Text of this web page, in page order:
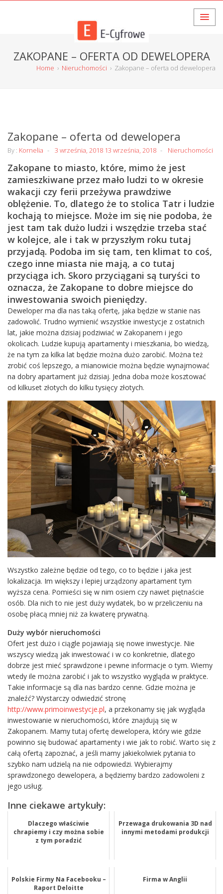
ZAKOPANE – OFERTA OD DEWELOPERA
Home › Nieruchomości › Zakopane – oferta od dewelopera
Zakopane – oferta od dewelopera
By : Kornelia 3 września, 2018 13 września, 2018 Nieruchomości
Zakopane to miasto, które, mimo że jest
zamieszkiwane przez mało ludzi to w okresie
wakacji czy ferii przeżywa prawdziwe
oblężenie. To, dlatego że to stolica Tatr i ludzie
kochają to miejsce. Może im się nie podoba, że
jest tam tak dużo ludzi i wszędzie trzeba stać
w kolejce, ale i tak w przyszłym roku tutaj
przyjadą. Podoba im się tam, ten klimat to coś,
czego inne miasta nie mają, a co tutaj
przyciąga ich. Skoro przyciągani są turyści to
oznacza, że Zakopane to dobre miejsce do
inwestowania swoich pieniędzy.
Deweloper ma dla nas taką ofertę, jaka będzie w stanie nas
zadowolić. Trudno wymienić wszystkie inwestycje z ostatnich
lat, jakie można dzisiaj podziwiać w Zakopanem i jego
okolicach. Ludzie kupują apartamenty i mieszkania, bo wiedzą,
że na tym za kilka lat będzie można dużo zarobić. Można też
zrobić coś lepszego, a mianowicie można będzie wynajmować
na dobry apartament już dzisiaj. Jedna doba może kosztować
od kilkuset złotych do kilku tysięcy złotych.
Wszystko zależne będzie od tego, co to będzie i jaka jest
lokalizacja. Im większy i lepiej urządzony apartament tym
wyższa cena. Pomieści się w nim osiem czy nawet piętnaście
osób. Dla nich to nie jest duży wydatek, bo w przeliczeniu na
osobę płacą mniej niż za kwaterę prywatną.
Duży wybór nieruchomości
Ofert jest dużo i ciągle pojawiają się nowe inwestycje. Nie
wszyscy wiedzą jak inwestować i w co konkretnie, dlatego
dobrze jest mieć sprawdzone i pewne informacje o tym. Wiemy
wtedy ile można zarobić i jak to wszystko wygląda w praktyce.
Takie informacje są dla nas bardzo cenne. Gdzie można je
znaleźć? Wystarczy odwiedzić stronę
http://www.primoinwestycje.pl, a przekonamy się jak wygląda
inwestowanie w nieruchomości, które znajdują się w
Zakopanem. Mamy tutaj ofertę dewelopera, który wie gdzie
powinno się budować apartamenty i wie jak to robić. Warto się z
całą ofertą zapoznać, a jeśli mamy jakiekolwiek pytania to
szybko nam udzielą na nie odpowiedzi. Wybierajmy
sprawdzonego dewelopera, a będziemy bardzo zadowoleni z
jego usług.
Inne ciekawe artykuły:
Dlaczego właściwie
chrapiemy i czy można sobie
z tym poradzić
Przewaga drukowania 3D nad
innymi metodami produkcji
Polskie Firmy Na Facebooku –
Raport Deloitte
Firma w Anglii